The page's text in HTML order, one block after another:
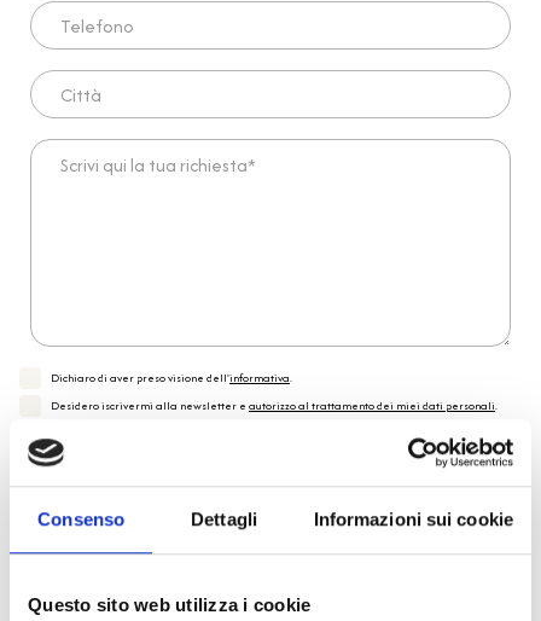
Consenso Dettagli Informazioni sui cookie
Questo sito web utilizza i cookie
Telefono
Città
Scrivi qui la tua richiesta*
Dichiaro di aver preso visione dell'informativa.
Desidero iscrivermi alla newsletter e autorizzo al trattamento dei miei dati personali.
Invia richiesta
Reso facile e veloce